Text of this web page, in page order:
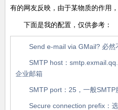
有的网友反映，由于某物质的作用
下面是我的配置，仅供参考：
Send e-mail via GMail? 必然
SMTP host：
企业邮箱
SMTP port：25，一般
Secure connection prefix：